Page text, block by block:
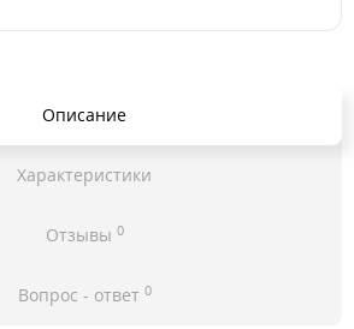
Описание
Характеристики
Отзывы 0
Вопрос - ответ 0